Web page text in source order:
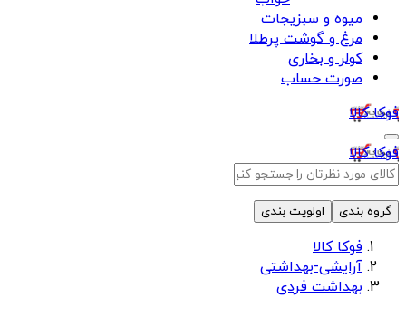
میوه و سبزیجات
مرغ و گوشت پرطلا
کولر و بخاری
صورت حساب
فوکا کالا
فوکا کالا
گروه بندی اولویت بندی
فوکا کالا
آرایشی-بهداشتی
بهداشت فردی